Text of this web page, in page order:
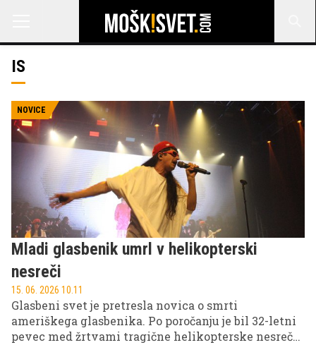
IS
NOVICE
Mladi glasbenik umrl v helikopterski
nesreči
15. 06. 2026 10.11
Glasbeni svet je pretresla novica o smrti
ameriškega glasbenika. Po poročanju je bil 32-letni
pevec med žrtvami tragične helikopterske nesreče,